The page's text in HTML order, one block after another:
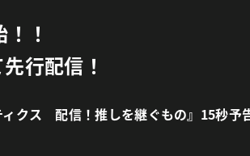
！
行配信！
ィクス 配信！推しを継ぐもの』15秒予